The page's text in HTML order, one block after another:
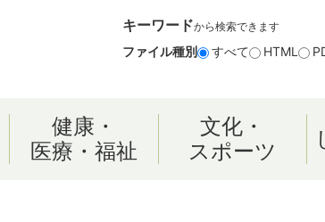
キーワードから検索できます
ファイル種別 すべて HTML
健康・
医療・福祉
文化・
スポーツ